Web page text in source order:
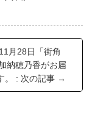
月28日「街角
納穂乃香がお届
。 : 次の記事 →